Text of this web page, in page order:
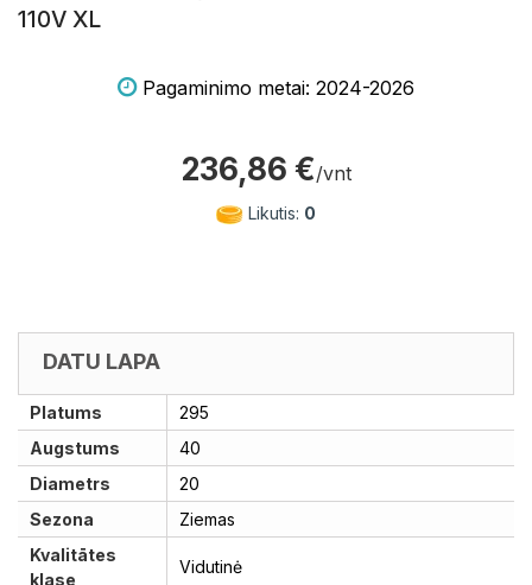
110V XL
Pagaminimo metai: 2024-2026
236,86 €/vnt
Likutis: 0
DATU LAPA
Platums
295
Augstums
40
Diametrs
20
Sezona
Ziemas
Kvalitātes
klase
Vidutinė